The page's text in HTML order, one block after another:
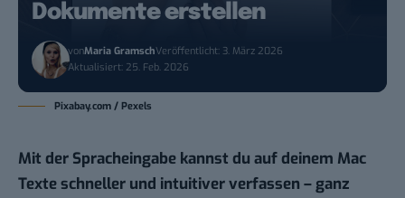
Dokumente erstellen
vonMaria GramschVeröffentlicht: 3. März 2026
Aktualisiert: 25. Feb. 2026
Pixabay.com / Pexels
Mit der Spracheingabe kannst du auf deinem Mac
Texte schneller und intuitiver verfassen – ganz